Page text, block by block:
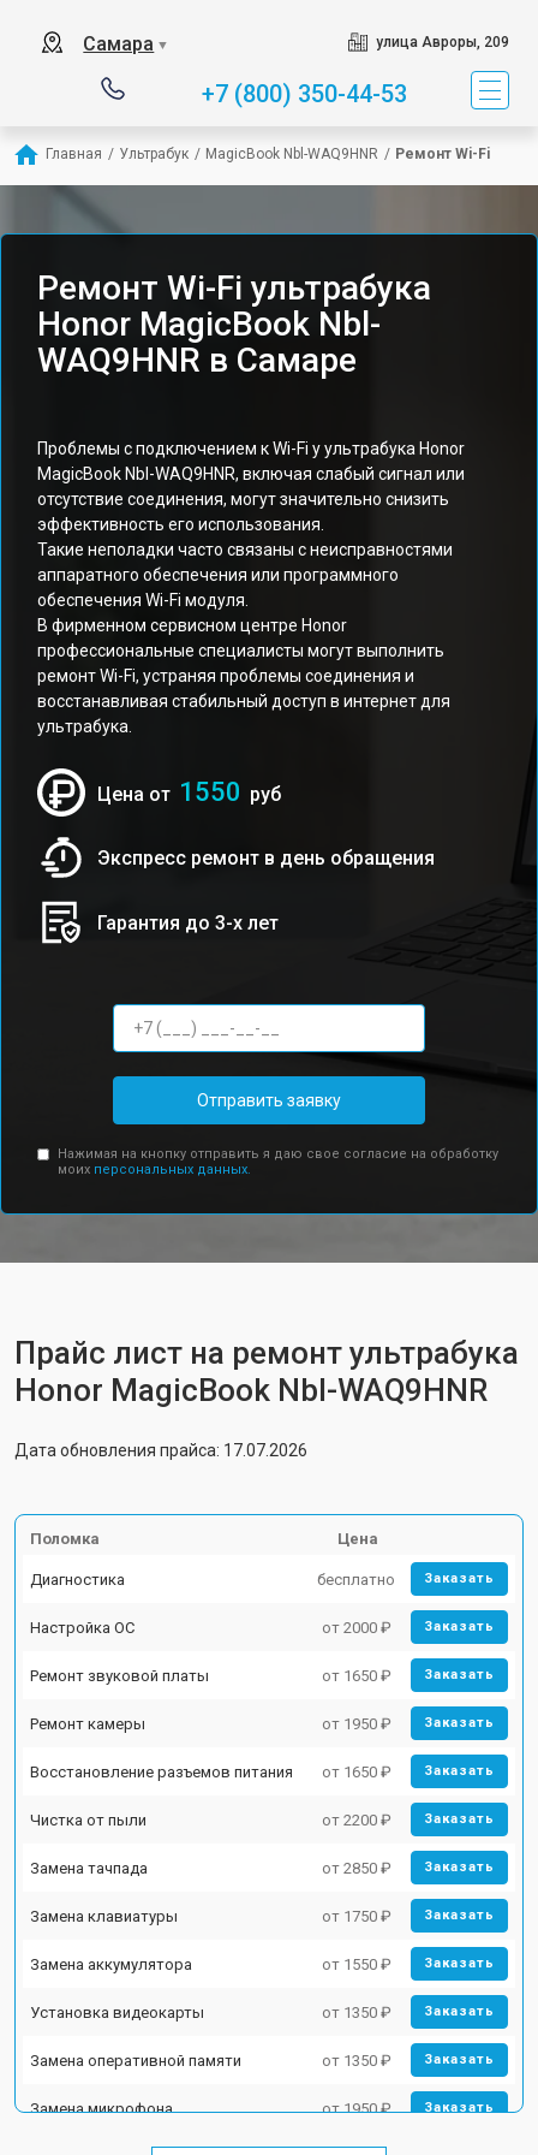
Самара ▼ улица Авроры, 209
+7 (800) 350-44-53
Главная / Ультрабук / MagicBook Nbl-WAQ9HNR / Ремонт Wi-Fi
Ремонт Wi-Fi ультрабука
Honor MagicBook Nbl-
WAQ9HNR в Самаре
Проблемы с подключением к Wi-Fi у ультрабука Honor
MagicBook Nbl-WAQ9HNR, включая слабый сигнал или
отсутствие соединения, могут значительно снизить
эффективность его использования.
Такие неполадки часто связаны с неисправностями
аппаратного обеспечения или программного
обеспечения Wi-Fi модуля.
В фирменном сервисном центре Honor
профессиональные специалисты могут выполнить
ремонт Wi-Fi, устраняя проблемы соединения и
восстанавливая стабильный доступ в интернет для
ультрабука.
Цена от 1550 руб
Экспресс ремонт в день обращения
Гарантия до 3-х лет
Отправить заявку
Нажимая на кнопку отправить я даю свое согласие на обработку
моих персональных данных.
Прайс лист на ремонт ультрабука
Honor MagicBook Nbl-WAQ9HNR
Дата обновления прайса: 17.07.2026
Поломка Цена
Диагностика бесплатно Заказать
Настройка ОС от 2000 ₽ Заказать
Ремонт звуковой платы от 1650 ₽ Заказать
Ремонт камеры от 1950 ₽ Заказать
Восстановление разъемов питания от 1650 ₽ Заказать
Чистка от пыли от 2200 ₽ Заказать
Замена тачпада от 2850 ₽ Заказать
Замена клавиатуры от 1750 ₽ Заказать
Замена аккумулятора от 1550 ₽ Заказать
Установка видеокарты от 1350 ₽ Заказать
Замена оперативной памяти от 1350 ₽ Заказать
Замена микрофона от 1950 ₽ Заказать